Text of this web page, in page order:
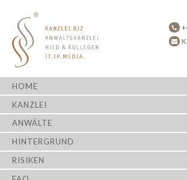
HOME
KANZLEI
ANWÄLTE
HINTERGRUND
RISIKEN